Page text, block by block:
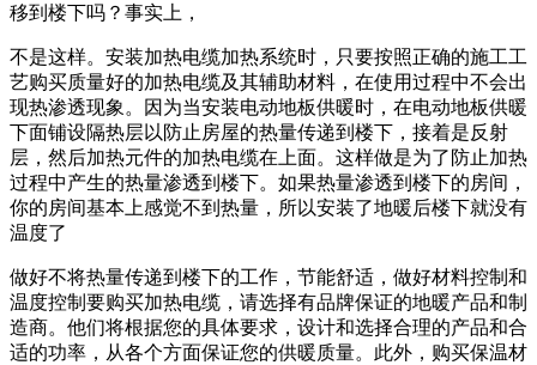
移到楼下吗？事实上，
不是这样。安装加热电缆加热系统时，只要按照正确的施工工
艺购买质量好的加热电缆及其辅助材料，在使用过程中不会出
现热渗透现象。因为当安装电动地板供暖时，在电动地板供暖
下面铺设隔热层以防止房屋的热量传递到楼下，接着是反射
层，然后加热元件的加热电缆在上面。这样做是为了防止加热
过程中产生的热量渗透到楼下。如果热量渗透到楼下的房间，
你的房间基本上感觉不到热量，所以安装了地暖后楼下就没有
温度了
做好不将热量传递到楼下的工作，节能舒适，做好材料控制和
温度控制要购买加热电缆，请选择有品牌保证的地暖产品和制
造商。他们将根据您的具体要求，设计和选择合理的产品和合
适的功率，从各个方面保证您的供暖质量。此外，购买保温材